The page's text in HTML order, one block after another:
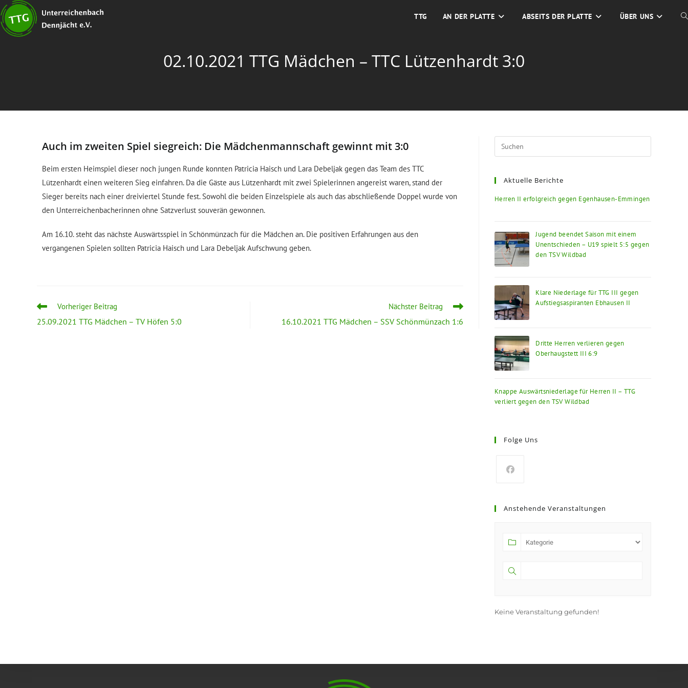
TTG AN DER PLATTE ABSEITS DER PLATTE ÜBER UNS
02.10.2021 TTG Mädchen – TTC Lützenhardt 3:0
Auch im zweiten Spiel siegreich: Die Mädchenmannschaft gewinnt mit 3:0
Beim ersten Heimspiel dieser noch jungen Runde konnten Patricia Haisch und Lara Debeljak gegen das Team des TTC
Lützenhardt einen weiteren Sieg einfahren. Da die Gäste aus Lützenhardt mit zwei Spielerinnen angereist waren, stand der
Sieger bereits nach einer dreiviertel Stunde fest. Sowohl die beiden Einzelspiele als auch das abschließende Doppel wurde von
den Unterreichenbacherinnen ohne Satzverlust souverän gewonnen.
Am 16.10. steht das nächste Auswärtsspiel in Schönmünzach für die Mädchen an. Die positiven Erfahrungen aus den
vergangenen Spielen sollten Patricia Haisch und Lara Debeljak Aufschwung geben.
Vorheriger Beitrag
25.09.2021 TTG Mädchen – TV Höfen 5:0
Nächster Beitrag
16.10.2021 TTG Mädchen – SSV Schönmünzach 1:6
Aktuelle Berichte
Herren II erfolgreich gegen Egenhausen-Emmingen
Jugend beendet Saison mit einem
Unentschieden – U19 spielt 5:5 gegen
den TSV Wildbad
Klare Niederlage für TTG III gegen
Aufstiegsaspiranten Ebhausen II
Dritte Herren verlieren gegen
Oberhaugstett III 6:9
Knappe Auswärtsniederlage für Herren II – TTG
verliert gegen den TSV Wildbad
Folge Uns
Anstehende Veranstaltungen
Keine Veranstaltung gefunden!